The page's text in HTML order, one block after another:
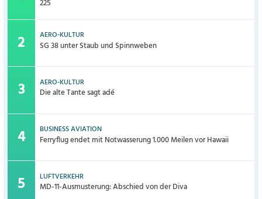
225
AERO-KULTUR
SG 38 unter Staub und Spinnweben
AERO-KULTUR
Die alte Tante sagt adé
BUSINESS AVIATION
Ferryflug endet mit Notwasserung 1.000 Meilen vor Hawaii
LUFTVERKEHR
MD-11-Ausmusterung: Abschied von der Diva